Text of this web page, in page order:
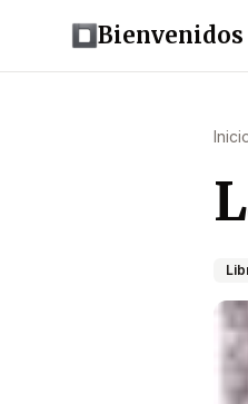
Bienvenidos